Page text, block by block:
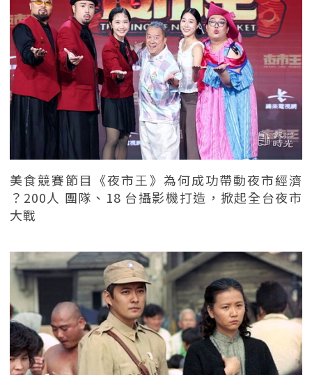
美食競賽節目《夜市王》為何成功帶動夜市經濟
？200人 團隊、18 台攝影機打造，掀起全台夜市
大戰